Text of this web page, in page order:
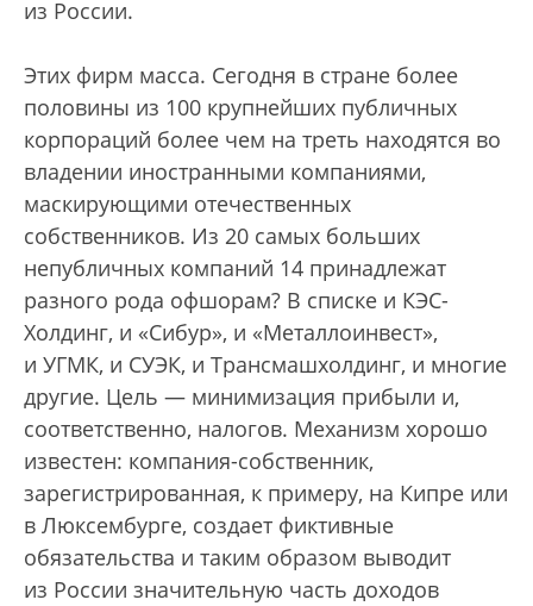
из России.
Этих фирм масса. Сегодня в стране более
половины из 100 крупнейших публичных
корпораций более чем на треть находятся во
владении иностранными компаниями,
маскирующими отечественных
собственников. Из 20 самых больших
непубличных компаний 14 принадлежат
разного рода офшорам? В списке и КЭС-
Холдинг, и «Сибур», и «Металлоинвест»,
и УГМК, и СУЭК, и Трансмашхолдинг, и многие
другие. Цель — минимизация прибыли и,
соответственно, налогов. Механизм хорошо
известен: компания-собственник,
зарегистрированная, к примеру, на Кипре или
в Люксембурге, создает фиктивные
обязательства и таким образом выводит
из России значительную часть доходов